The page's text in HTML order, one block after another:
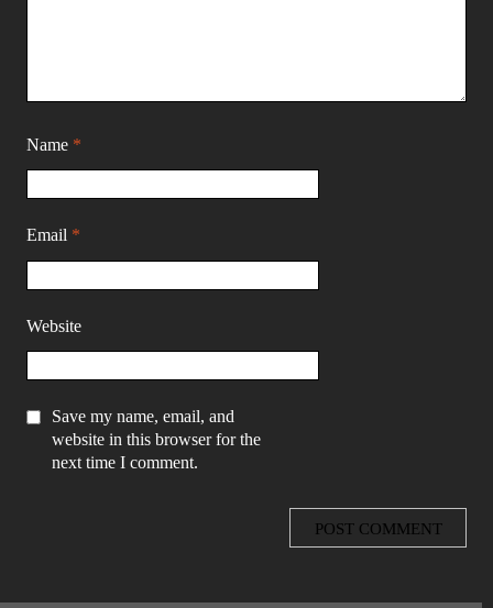
Name *
Email *
Website
Save my name, email, and
website in this browser for the
next time I comment.